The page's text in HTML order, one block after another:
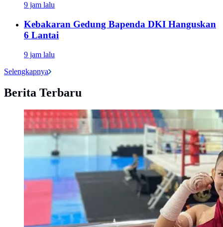
9 jam lalu
Kebakaran Gedung Bapenda DKI Hanguskan
6 Lantai
9 jam lalu
Selengkapnya
Berita Terbaru